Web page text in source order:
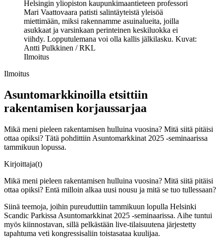
Helsingin yliopiston kaupunkimaantieteen professori
Mari Vaattovaara patisti salintäyteistä yleisöä
miettimään, miksi rakennamme asuinalueita, joilla
asukkaat ja varsinkaan perinteinen keskiluokka ei
viihdy. Lopputulemana voi olla kallis jälkilasku. Kuvat:
Antti Pulkkinen / RKL
Ilmoitus
Ilmoitus
Asuntomarkkinoilla etsittiin
rakentamisen korjaussarjaa
Mikä meni pieleen rakentamisen hulluina vuosina? Mitä siitä pitäisi
ottaa opiksi? Tätä pohdittiin Asuntomarkkinat 2025 -seminaarissa
tammikuun lopussa.
Kirjoittaja(t)
Mikä meni pieleen rakentamisen hulluina vuosina? Mitä siitä pitäisi
ottaa opiksi? Entä milloin alkaa uusi nousu ja mitä se tuo tullessaan?
Siinä teemoja, joihin pureuduttiin tammikuun lopulla Helsinki
Scandic Parkissa Asuntomarkkinat 2025 -seminaarissa. Aihe tuntui
myös kiinnostavan, sillä pelkästään live-tilaisuutena järjestetty
tapahtuma veti kongressisaliin toistasataa kuulijaa.